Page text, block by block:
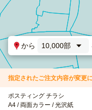
から 10,000部
指定されたご注文内容が変更
ポスティング チラシ
A4 / 両面カラー / 光沢紙